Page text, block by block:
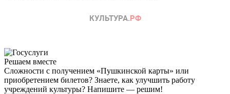
Решаем вместе
Сложности с получением «Пушкинской карты» или
приобретением билетов? Знаете, как улучшить работу
учреждений культуры? Напишите — решим!